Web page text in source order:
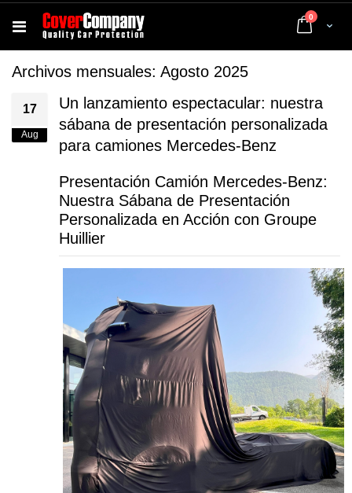
Cart
0 artículos
Archivos mensuales: Agosto 2025
17
Aug
Un lanzamiento espectacular: nuestra
sábana de presentación personalizada
para camiones Mercedes-Benz
Presentación Camión Mercedes-Benz:
Nuestra Sábana de Presentación
Personalizada en Acción con Groupe
Huillier